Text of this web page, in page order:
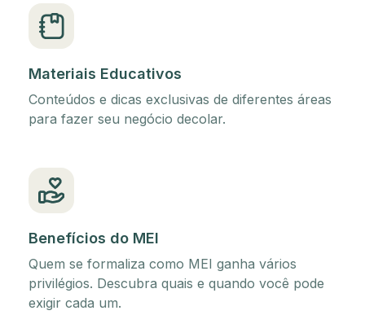
Materiais Educativos
Conteúdos e dicas exclusivas de diferentes áreas
para fazer seu negócio decolar.
Benefícios do MEI
Quem se formaliza como MEI ganha vários
privilégios. Descubra quais e quando você pode
exigir cada um.